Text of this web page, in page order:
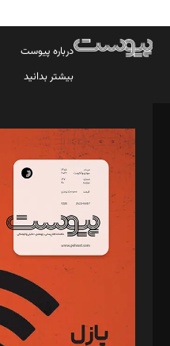
درباره پیوست
بیشتر بدانید
مدیر مسئول: محمدباقر اثنی‌عشری
سردبیر: مهرک محمودی
دبیر تحریریه: میثم قاسمی
د‌بیر ناداستان: سمانه سمیع
د‌بیر خدمت و تجارت: ابوالفضل رجبی
د‌بیر حقوق فناوری: حسام‌الدین
د‌بیر پیوست جهان: مینا پاکدل
د‌بیر تحریریه آنلاین: بابک نقاش
تحریریه‌: مجتبی محمود‌ی، آرش
مصطفی مسجدی آرانی، ابوالفضل